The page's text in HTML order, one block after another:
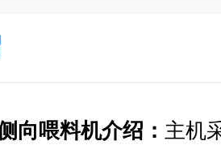
向喂料机介绍： 主机